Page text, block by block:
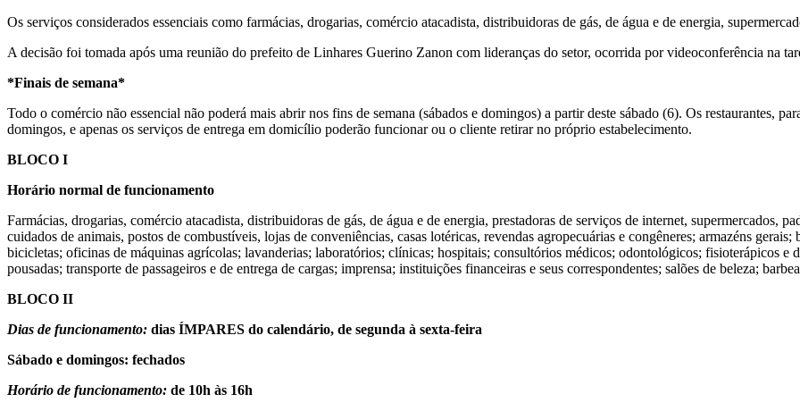
Os serviços considerados essenciais como farmácias, drogarias, comércio atacadista, distribuidoras de gás, de água e de energia,
A decisão foi tomada após uma reunião do prefeito de Linhares Guerino Zanon com lideranças do setor, ocorrida por videoconferência na
*Finais de semana*
Todo o comércio não essencial não poderá mais abrir nos fins de semana (sábados e domingos) a partir deste sábado (6). Os restaurantes,
domingos, e apenas os serviços de entrega em domicílio poderão funcionar ou o cliente retirar no próprio estabelecimento.
BLOCO I
Horário normal de funcionamento
Farmácias, drogarias, comércio atacadista, distribuidoras de gás, de água e de energia, prestadoras de serviços de internet, supermercados,
cuidados de animais, postos de combustíveis, lojas de conveniências, casas lotéricas, revendas agropecuárias e congêneres; armazéns
bicicletas; oficinas de máquinas agrícolas; lavanderias; laboratórios; clínicas; hospitais; consultórios médicos; odontológicos; fisioterápicos e
pousadas; transporte de passageiros e de entrega de cargas; imprensa; instituições financeiras e seus correspondentes; salões de beleza;
BLOCO II
Dias de funcionamento: dias ÍMPARES do calendário, de segunda à sexta-feira
Sábado e domingos: fechados
Horário de funcionamento: de 10h às 16h